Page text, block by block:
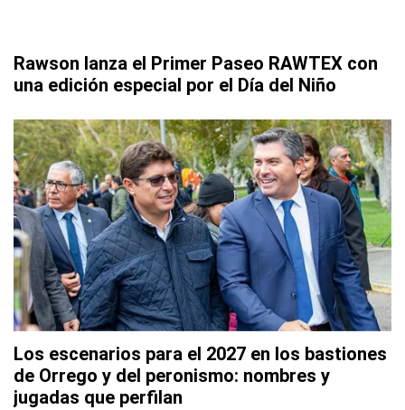
Rawson lanza el Primer Paseo RAWTEX con
una edición especial por el Día del Niño
Los escenarios para el 2027 en los bastiones
de Orrego y del peronismo: nombres y
jugadas que perfilan